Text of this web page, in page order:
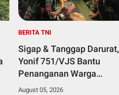
BERITA TNI
Sigap & Tanggap Darurat,
Yonif 751/VJS Bantu
Penanganan Warga
Diduga Keracunan
August 05, 2026